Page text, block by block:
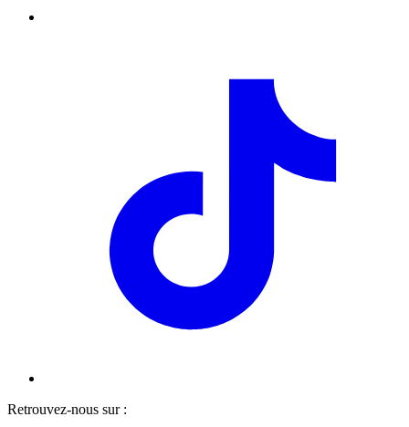
Retrouvez-nous sur :